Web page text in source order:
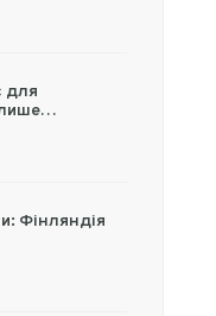
для
лише…
Фінляндія